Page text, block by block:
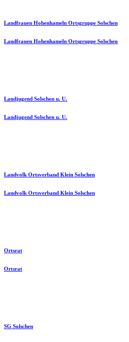
Landfrauen Hohenhameln Ortsgruppe Solschen
Landfrauen Hohenhameln Ortsgruppe Solschen
Landjugend Solschen u. U.
Landjugend Solschen u. U.
Landvolk Ortsverband Klein Solschen
Landvolk Ortsverband Klein Solschen
Ortsrat
Ortsrat
SG Solschen